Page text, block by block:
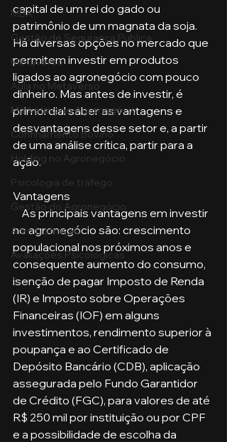
MBA
Gestão de Segurança Publica
Metaverso
Aula no Metaverso
Marketing no Agronegócio
Confinamento Bovino
Holding no Agronegócio
Psicologia de tráfego
Gestão do Agronegócio
Administração
Avaliações Psicológicas
capital de um rei do gado ou
patrimônio de um magnata da soja.
Há diversas opções no mercado que
permitem investir em produtos
ligados ao agronegócio com pouco
dinheiro. Mas antes de investir, é
primordial saber as vantagens e
desvantagens desse setor e, a partir
de uma análise crítica, partir para a
ação.
Vantagens
    As principais vantagens em investir
no agronegócio são: crescimento
populacional nos próximos anos e
consequente aumento do consumo,
isenção de pagar Imposto de Renda
(IR) e Imposto sobre Operações
Financeiras (IOF) em alguns
investimentos, rendimento superior à
poupança e ao Certificado de
Depósito Bancário (CDB), aplicação
assegurada pelo Fundo Garantidor
de Crédito (FGC), para valores de até
R$ 250 mil por instituição ou por CPF
e a possibilidade de escolha da